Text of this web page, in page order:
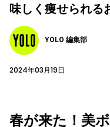
味しく痩せられる
YOLO 編集部
2024年03月19日
春が来た！美